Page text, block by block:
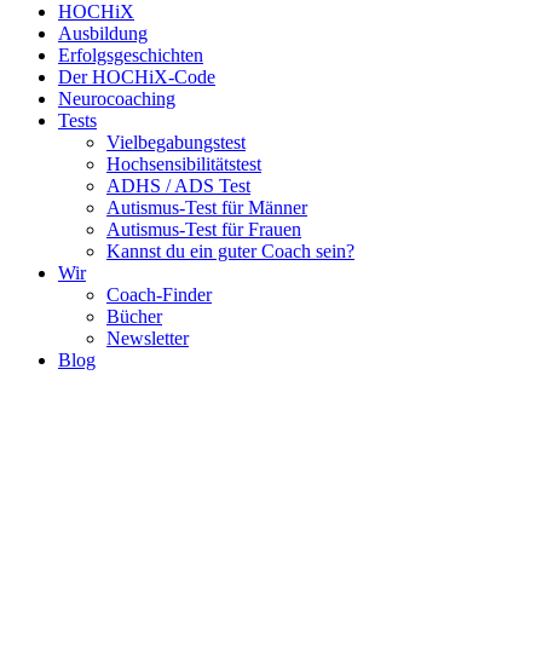
HOCHiX
Ausbildung
Erfolgsgeschichten
Der HOCHiX-Code
Neurocoaching
Tests
Vielbegabungstest
Hochsensibilitätstest
ADHS / ADS Test
Autismus-Test für Männer
Autismus-Test für Frauen
Kannst du ein guter Coach sein?
Wir
Coach-Finder
Bücher
Newsletter
Blog